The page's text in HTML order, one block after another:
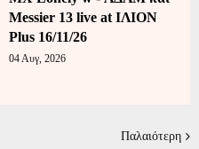
Messier 13 live at ΙΛΙΟΝ
Plus 16/11/26
04 Αυγ, 2026
Παλαιότερη